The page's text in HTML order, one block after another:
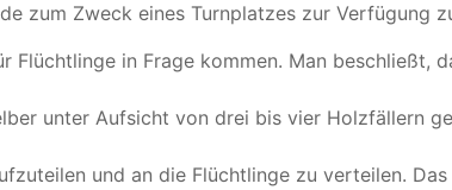
zum Zweck eines Turnplatzes zur Verfügung
in Frage kommen. Man beschließt,
unter Aufsicht von drei bis vier Holzfällern
und an die Flüchtlinge zu verteilen.